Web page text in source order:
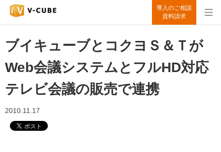
導入のご相談
資料請求
ブイキューブとコクヨＳ＆Ｔが
Web会議システムとフルHD対応
テレビ会議の販売で連携
2010.11.17